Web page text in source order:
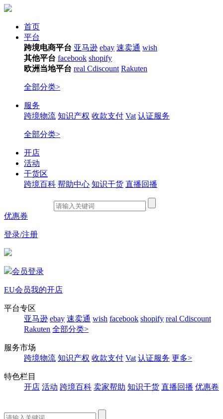
首页
平台
跨境电商平台 亚马逊 ebay 速卖通 wish
其他平台 facebook shopify
欧洲当地平台 real Cdiscount Rakuten
全部分类>
服务
跨境物流 知识产权 收款支付 Vat 认证服务
全部分类>
开店
活动
干货区
跨境百科 帮助中心 知识干货 直播回播
优惠券
登录/注册
会员登录
EU会员我的开店
平台专区
亚马逊 ebay 速卖通 wish facebook shopify real Cdiscount
Rakuten 全部分类>
服务市场
跨境物流 知识产权 收款支付 Vat 认证服务 更多>
特色栏目
开店 活动 跨境百科 卖家帮助 知识干货 直播回播 优惠卷